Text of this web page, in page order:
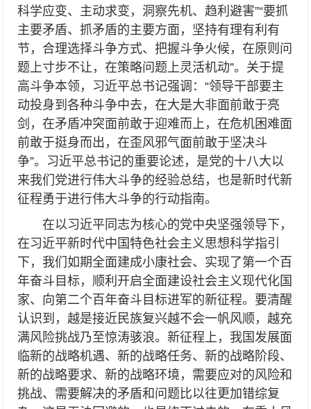
科学应变、主动求变，洞察先机、趋利避害”“要抓
主要矛盾、抓矛盾的主要方面，坚持有理有利有
节，合理选择斗争方式、把握斗争火候，在原则问
题上寸步不让，在策略问题上灵活机动”。关于提
高斗争本领，习近平总书记强调：“领导干部要主
动投身到各种斗争中去，在大是大非面前敢于亮
剑，在矛盾冲突面前敢于迎难而上，在危机困难面
前敢于挺身而出，在歪风邪气面前敢于坚决斗
争”。习近平总书记的重要论述，是党的十八大以
来我们党进行伟大斗争的经验总结，也是新时代新
征程勇于进行伟大斗争的行动指南。
在以习近平同志为核心的党中央坚强领导下，
在习近平新时代中国特色社会主义思想科学指引
下，我们如期全面建成小康社会、实现了第一个百
年奋斗目标，顺利开启全面建设社会主义现代化国
家、向第二个百年奋斗目标进军的新征程。要清醒
认识到，越是接近民族复兴越不会一帆风顺，越充
满风险挑战乃至惊涛骇浪。新征程上，我国发展面
临新的战略机遇、新的战略任务、新的战略阶段、
新的战略要求、新的战略环境，需要应对的风险和
挑战、需要解决的矛盾和问题比以往更加错综复